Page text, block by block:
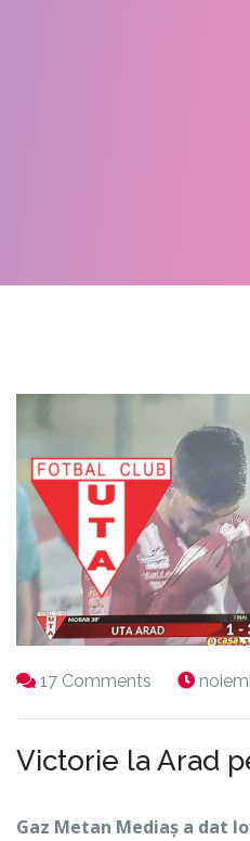
17 Comments
Victorie la Arad
Gaz Metan Mediaș a dat